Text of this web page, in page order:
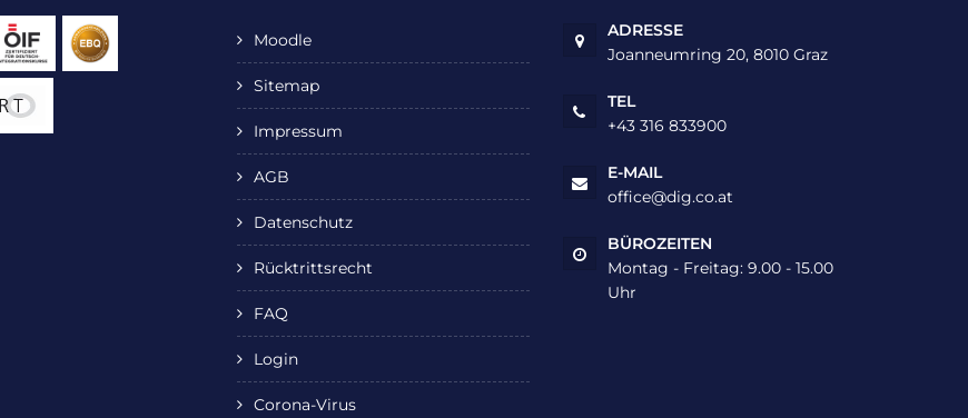
Moodle
Sitemap
Impressum
AGB
Datenschutz
Rücktrittsrecht
FAQ
Login
Corona-Virus
ADRESSE
Joanneumring 20, 8010 Graz
TEL
+43 316 833900
E-MAIL
office@dig.co.at
BÜROZEITEN
Montag - Freitag: 9.00 - 15.00
Uhr